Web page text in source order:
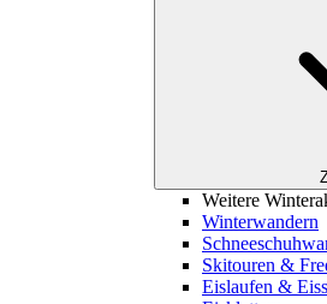
Weitere
Winterwandern
Skitouren &
Eislaufen &